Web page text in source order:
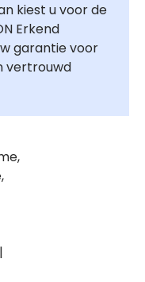
kiest u voor de
Erkend
garantie voor
vertrouwd